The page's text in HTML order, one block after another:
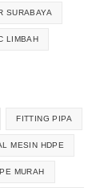
SURABAYA
LIMBAH
FITTING PIPA
MESIN HDPE
MURAH